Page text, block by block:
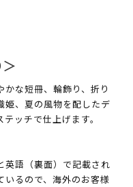
な短冊、輪飾り、折り
姫、夏の風物を配したデ
ッチで仕上げます。
英語（裏面）で記載され
いるので、海外のお客様